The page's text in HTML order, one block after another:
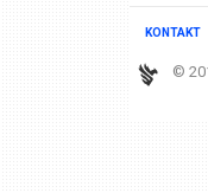
KONTAKT
©